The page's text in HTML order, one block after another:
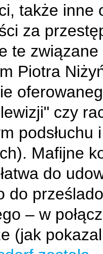
także inne
za
te związane
Piotra
czy
podsłuchu i
Mafijne
do
do
– w
(jak